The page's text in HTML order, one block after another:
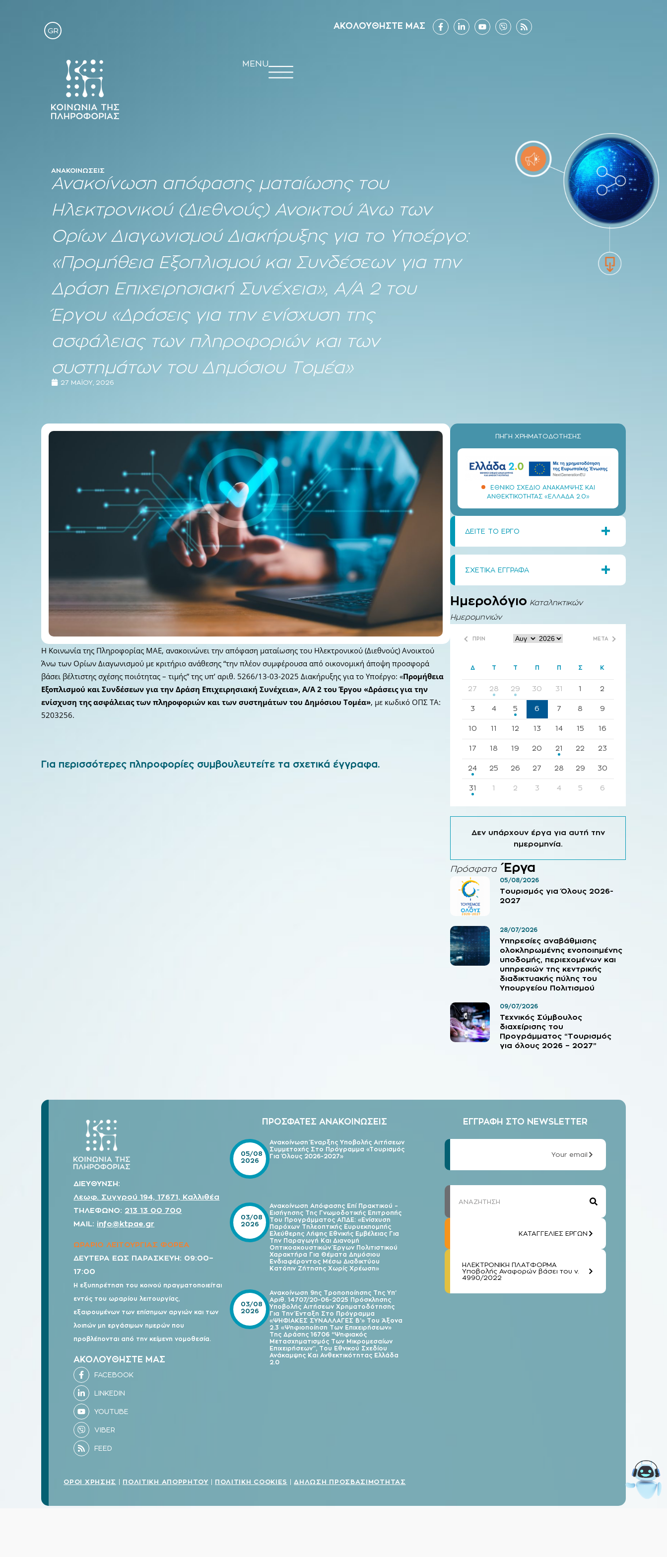
GR
ΑΚΟΛΟΥΘΗΣΤΕ ΜΑΣ
MENU
ΑΝΑΚΟΙΝΏΣΕΙΣ
Ανακοίνωση απόφασης ματαίωσης του
Ηλεκτρονικού (Διεθνούς) Ανοικτού Άνω των
Ορίων Διαγωνισμού Διακήρυξης για το Υποέργο:
«Προμήθεια Εξοπλισμού και Συνδέσεων για την
Δράση Επιχειρησιακή Συνέχεια», Α/Α 2 του
Έργου «Δράσεις για την ενίσχυση της
ασφάλειας των πληροφοριών και των
συστημάτων του Δημόσιου Τομέα»
27 ΜΑΪ́ΟΥ, 2026
Η Κοινωνία της Πληροφορίας ΜΑΕ, ανακοινώνει την απόφαση ματαίωσης του Ηλεκτρονικού (Διεθνούς) Ανοικτού
Άνω των Ορίων Διαγωνισμού με κριτήριο ανάθεσης “την πλέον συμφέρουσα από οικονομική άποψη προσφορά
βάσει βέλτιστης σχέσης ποιότητας – τιμής” της υπ’ αριθ. 5266/13-03-2025 Διακήρυξης για το Υποέργο: «Προμήθεια
Εξοπλισμού και Συνδέσεων για την Δράση Επιχειρησιακή Συνέχεια», Α/Α 2 του Έργου «Δράσεις για την
ενίσχυση της ασφάλειας των πληροφοριών και των συστημάτων του Δημόσιου Τομέα», με κωδικό ΟΠΣ ΤΑ:
5203256.
Για περισσότερες πληροφορίες συμβουλευτείτε τα σχετικά έγγραφα.
ΠΗΓΗ ΧΡΗΜΑΤΟΔΟΤΗΣΗΣ
ΕΘΝΙΚΌ ΣΧΈΔΙΟ ΑΝΆΚΑΜΨΗΣ ΚΑΙ
ΑΝΘΕΚΤΙΚΌΤΗΤΑΣ «ΕΛΛΆΔΑ 2.0»
+
ΔΕΙΤΕ ΤΟ ΕΡΓΟ
+
ΣΧΕΤΙΚΑ ΕΓΓΡΑΦΑ
Ημερολόγιο Καταληκτικών
Ημερομηνιών
ΠΡΙΝ ΜΕΤΑ
Δ Τ Τ Π Π Σ Κ
27 28 29 30 31 1 2
3 4 5 6 7 8 9
10 11 12 13 14 15 16
17 18 19 20 21 22 23
24 25 26 27 28 29 30
31 1 2 3 4 5 6
Δεν υπάρχουν έργα για αυτή την
ημερομηνία.
Πρόσφατα Έργα
Τουρισμός για Όλους 2026-
2027
05/08/2026
Υπηρεσίες αναβάθμισης
ολοκληρωμένης ενοποιημένης
υποδομής, περιεχομένων και
υπηρεσιών της κεντρικής
διαδικτυακής πύλης του
Υπουργείου Πολιτισμού
28/07/2026
Τεχνικός Σύμβουλος
διαχείρισης του
Προγράμματος “Τουρισμός
για όλους 2026 – 2027”
09/07/2026
ΔΙΕΥΘΥΝΣΗ:
Λεωφ. Συγγρού 194, 17671, Καλλιθέα
ΤΗΛΕΦΩΝΟ: 213 13 00 700
MAIL: info@ktpae.gr
ΩΡΑΡΙΟ ΛΕΙΤΟΥΡΓΙΑΣ ΦΟΡΕΑ
ΔΕΥΤΕΡΑ ΕΩΣ ΠΑΡΑΣΚΕΥΗ: 09:00–
17:00
Η εξυπηρέτηση του κοινού πραγματοποιείται
εντός του ωραρίου λειτουργίας,
εξαιρουμένων των επίσημων αργιών και των
λοιπών μη εργάσιμων ημερών που
προβλέπονται από την κείμενη νομοθεσία.
ΑΚΟΛΟΥΘΗΣΤΕ ΜΑΣ
ΠΡΟΣΦΑΤΕΣ ΑΝΑΚΟΙΝΩΣΕΙΣ
Ανακοίνωση Έναρξης Υποβολής Αιτήσεων
Συμμετοχής Στο Πρόγραμμα «Τουρισμός
Για Όλους 2026-2027»
05/08
2026
Ανακοίνωση Απόφασης Επί Πρακτικού –
Εισήγησης Της Γνωμοδοτικής Επιτροπής
Του Προγράμματος ΑΠΔΕ: «Ενίσχυση
Παρόχων Τηλεοπτικής Ευρυεκπομπής
Ελεύθερης Λήψης Εθνικής Εμβέλειας Για
Την Παραγωγή Και Διανομή
Οπτικοακουστικών Έργων Πολιτιστικού
Χαρακτήρα Για Θέματα Δημόσιου
Ενδιαφέροντος Μέσω Διαδικτύου
Κατόπιν Ζήτησης Χωρίς Χρέωση»
03/08
2026
Ανακοίνωση 9ης Τροποποίησης Της Υπ’
Αριθ. 14707/20-06-2025 Πρόσκλησης
Υποβολής Αιτήσεων Χρηματοδότησης
Για Την Ένταξη Στο Πρόγραμμα
«ΨΗΦΙΑΚΕΣ ΣΥΝΑΛΛΑΓΕΣ Β’» Του Άξονα
2.3 «Ψηφιοποίηση Των Επιχειρήσεων»
Της Δράσης 16706 “Ψηφιακός
Μετασχηματισμός Των Μικρομεσαίων
Επιχειρήσεων”, Του Εθνικού Σχεδίου
Ανάκαμψης Και Ανθεκτικότητας Ελλάδα
2.0
03/08
2026
ΕΓΓΡΑΦΗ ΣΤΟ NEWSLETTER
Your email
ΚΑΤΑΓΓΕΛΙΕΣ ΕΡΓΩΝ
ΗΛΕΚΤΡΟΝΙΚΗ ΠΛΑΤΦΟΡΜΑ
Υποβολής Αναφορών βάσει του ν.
4990/2022
ΟΡΟΙ ΧΡΗΣΗΣ ΠΟΛΙΤΙΚΗ ΑΠΟΡΡΗΤΟΥ ΠΟΛΙΤΙΚΗ COOKIES ΔΗΛΩΣΗ ΠΡΟΣΒΑΣΙΜΟΤΗΤΑΣ